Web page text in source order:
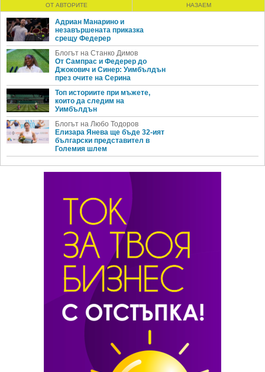
ОТ АВТОРИТЕ НАЗАЕМ
Адриан Манарино и
незавършената приказка
срещу Федерер
Блогът на Станко Димов
От Сампрас и Федерер до
Джокович и Синер: Уимбълдън
през очите на Серина
Топ историите при мъжете,
които да следим на
Уимбълдън
Блогът на Любо Тодоров
Елизара Янева ще бъде 32-ият
български представител в
Големия шлем